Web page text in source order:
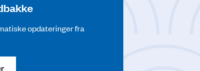
opdateringer fra